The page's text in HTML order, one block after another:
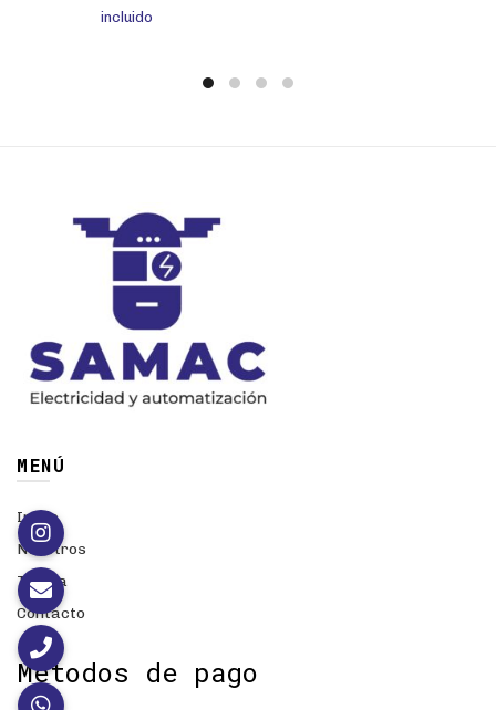
precio
incluido
MENÚ
Inicio
Nosotros
Tienda
Contacto
Métodos de pago